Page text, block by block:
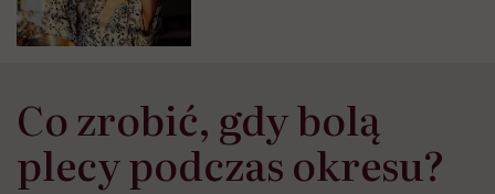
Co zrobić, gdy bolą
plecy podczas okresu?